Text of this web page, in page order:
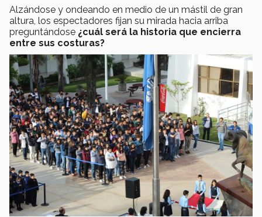
Alzándose y ondeando en medio de un mástil de gran
altura, los espectadores fijan su mirada hacia arriba
preguntándose ¿cuál será la historia que encierra
entre sus costuras?